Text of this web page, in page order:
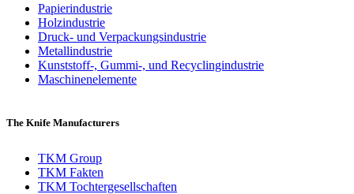
Papierindustrie
Holzindustrie
Druck- und Verpackungsindustrie
Metallindustrie
Kunststoff-, Gummi-, und Recyclingindustrie
Maschinenelemente
The Knife Manufacturers
TKM Group
TKM Fakten
TKM Tochtergesellschaften